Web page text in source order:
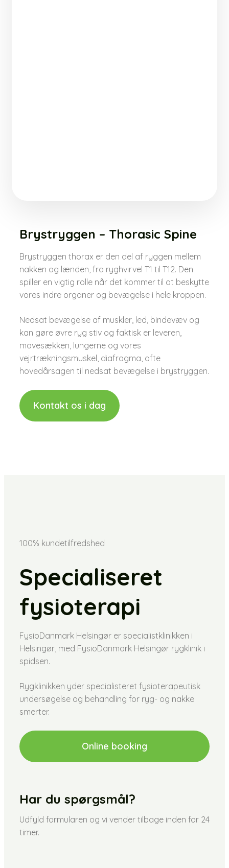
Brystryggen – Thorasic Spine​
Brystryggen thorax er den del af ryggen mellem
nakken og lænden, fra ryghvirvel T1 til T12. Den
spiller en vigtig rolle når det kommer til at beskytte
vores indre organer og bevægelse i hele kroppen.
Nedsat bevægelse af muskler, led, bindevæv og
kan gøre øvre ryg stiv og faktisk er leveren,
mavesækken, lungerne og vores
vejrtrækningsmuskel, diafragma, ofte
hovedårsagen til nedsat bevægelse i brystryggen.
Kontakt os i dag
100% kundetilfredshed
Specialiseret
fysioterapi
FysioDanmark Helsingør er specialistklinikken i
Helsingør, med FysioDanmark Helsingør rygklinik i
spidsen.
Rygklinikken yder specialisteret fysioterapeutisk
undersøgelse og behandling for ryg- og nakke
smerter.
Online booking
Har du spørgsmål?
Udfyld formularen og vi vender tilbage inden for 24
timer.